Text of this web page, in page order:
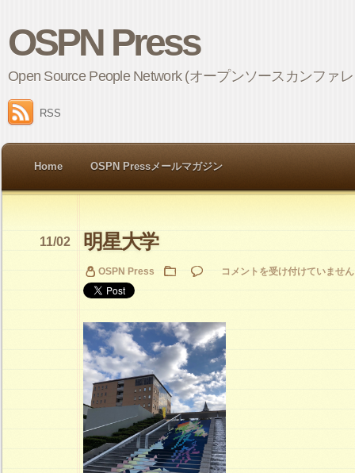
OSPN Press
Open Source People Network (オープンソースカンファ
RSS
Home OSPN Pressメールマガジン
明星大学
11/02
OSPN Press 明
コメントを受け付けていません